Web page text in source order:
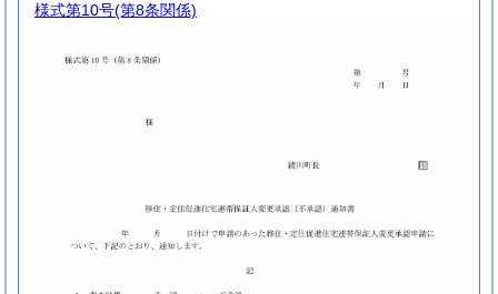
様式第10号(第8条関係)